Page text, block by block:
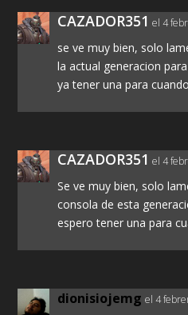
CAZADOR351 el 4
se ve muy bien, solo
la actual generacion
ya tener una para
CAZADOR351 el 4
Se ve muy bien, solo
consola de esta
espero tener una para
dionisiojemg el 4